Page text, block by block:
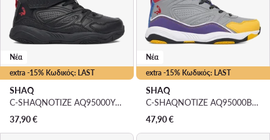
extra -15% Κωδικός: LAST
Νέα
SHAQ
C-SHAQNOTIZE AQ95000Y-BZ · Μπασκετικά Παπούτσια
37,90€
extra -15% Κωδικός: LAST
Νέα
SHAQ
C-SHAQNOTIZE AQ95000B-B · Μπασκετικά Παπούτσια
47,90€